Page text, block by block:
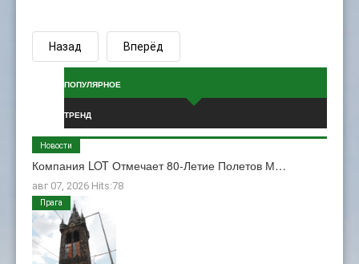
Назад Вперёд
ПОПУЛЯРНОЕ
ТРЕНД
Компания LOT Отмечает 80-Летие Полетов М…
авг 07, 2026 Hits:78
Новости
Прага